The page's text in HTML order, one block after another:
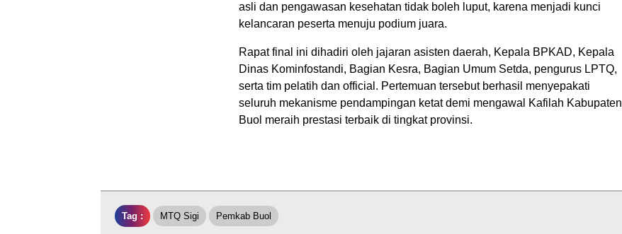
asli dan pengawasan kesehatan tidak boleh luput, karena menjadi kunci
kelancaran peserta menuju podium juara.
Rapat final ini dihadiri oleh jajaran asisten daerah, Kepala BPKAD, Kepala
Dinas Kominfostandi, Bagian Kesra, Bagian Umum Setda, pengurus LPTQ,
serta tim pelatih dan official. Pertemuan tersebut berhasil menyepakati
seluruh mekanisme pendampingan ketat demi mengawal Kafilah Kabupaten
Buol meraih prestasi terbaik di tingkat provinsi.
Tag : MTQ Sigi Pemkab Buol